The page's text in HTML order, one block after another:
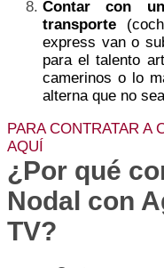
Contar con
transporte
express van o
para el talento
camerinos o lo
alterna que no
PARA CONTRATAR A
AQUÍ
¿Por qué
Nodal con
TV?